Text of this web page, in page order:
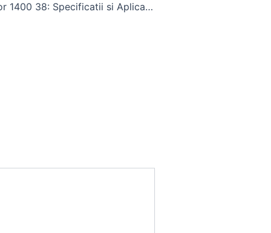
Cauciuc Tractor 1400 38: Specificatii si Aplicatii pentru Tractoare